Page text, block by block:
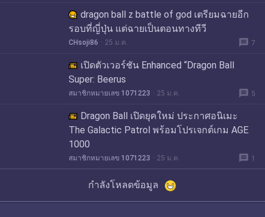
dragon ball z battle of god เตรียมฉายอีก
รอบที่ญี่ปุ่น แต่ฉายเป็นตอนทางทีวี
CHsoji86 25 ม.ค. message 7
เปิดตัวเวอร์ชัน Enhanced “Dragon Ball
Super: Beerus
สมาชิกหมายเลข 1071223 25 ม.ค. message 5
Dragon Ball เปิดยุคใหม่ ประกาศอนิเมะ
The Galactic Patrol พร้อมโปรเจกต์เกม AGE
1000
สมาชิกหมายเลข 1071223 25 ม.ค. message 1
กำลังโหลดข้อมูล